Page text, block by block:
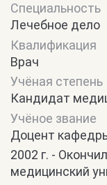
Специальность
Лечебное дело
Квалификация
Врач
Учёная степень
Кандидат
Учёное звание
Доцент
2002 г. -
медицинский